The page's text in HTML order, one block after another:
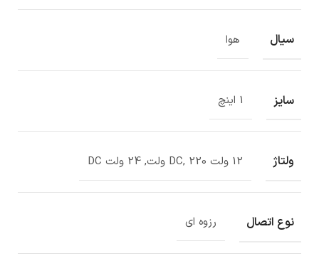
سیال هوا
سایز 1 اینچ
ولتاژ 12 ولت DC, 220 ولت, 24 ولت DC
نوع اتصال رزوه ای